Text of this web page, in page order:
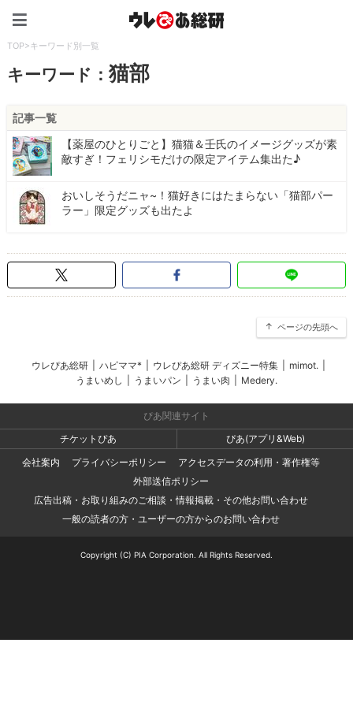
TOP>キーワード別一覧
キーワード：猫部
記事一覧
【薬屋のひとりごと】猫猫＆壬氏のイメージグッズが素
敵すぎ！フェリシモだけの限定アイテム集出た♪
おいしそうだニャ~！猫好きにはたまらない「猫部パー
ラー」限定グッズも出たよ
ページの先頭へ
ウレぴあ総研 ハピママ* ウレぴあ総研 ディズニー特集 mimot.
うまいめし
うまいパン うまい肉 Medery.
ぴあ関連サイト
チケットぴあ
ぴあ(アプリ&Web)
会社案内
プライバシーポリシー
アクセスデータの利用・著作権等
外部送信ポリシー
広告出稿・お取り組みのご相談・情報掲載・その他お問い合わせ
一般の読者の方・ユーザーの方からのお問い合わせ
Copyright (C) PIA Corporation. All Rights Reserved.